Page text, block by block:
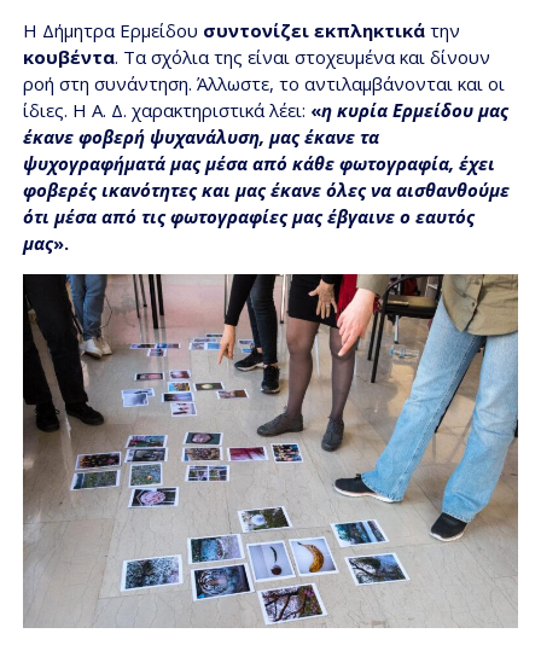
Η Δήμητρα Ερμείδου συντονίζει εκπληκτικά την
κουβέντα. Τα σχόλια της είναι στοχευμένα και δίνουν
ροή στη συνάντηση. Άλλωστε, το αντιλαμβάνονται και οι
ίδιες. H Α. Δ. χαρακτηριστικά λέει: «η κυρία Ερμείδου μας
έκανε φοβερή ψυχανάλυση, μας έκανε τα
ψυχογραφήματά μας μέσα από κάθε φωτογραφία, έχει
φοβερές ικανότητες και μας έκανε όλες να αισθανθούμε
ότι μέσα από τις φωτογραφίες μας έβγαινε ο εαυτός
μας».